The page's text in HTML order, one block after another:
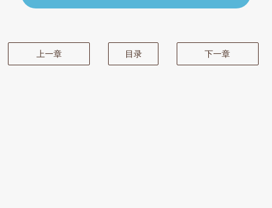
上一章 目录 下一章